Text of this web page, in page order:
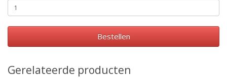
Bestellen
Gerelateerde producten